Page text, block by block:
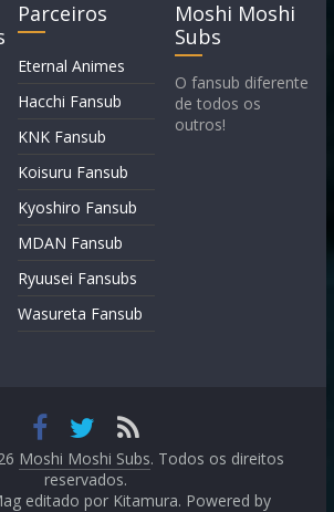
Parceiros
Eternal Animes
Hacchi Fansub
KNK Fansub
Koisuru Fansub
Kyoshiro Fansub
MDAN Fansub
Ryuusei Fansubs
Wasureta Fansub
Moshi Moshi
Subs
O fansub diferente
de todos os
outros!
Moshi Moshi Subs. Todos os direitos
reservados.
editado por Kitamura. Powered by